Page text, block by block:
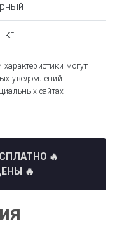
кг
могут
уведомлений.
сайтах
🔥
🔥